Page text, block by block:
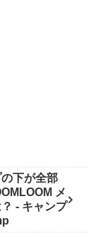
の下が全部
メ
- キャンプ